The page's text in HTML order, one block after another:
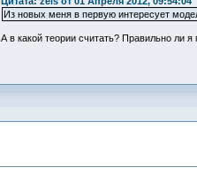
Из новых меня в первую интересует
А в какой теории считать? Правильно ли